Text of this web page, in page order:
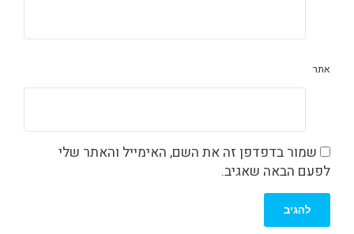
אתר
שמור בדפדפן זה את השם, האימייל והאתר שלי
לפעם הבאה שאגיב.